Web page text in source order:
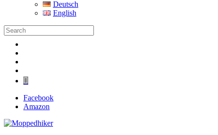
Deutsch
English
Facebook
Amazon